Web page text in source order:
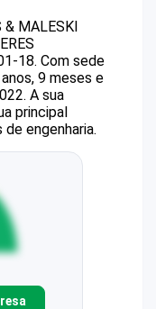
& MALESKI
18. Com sede
9 meses e
A sua
principal
engenharia.